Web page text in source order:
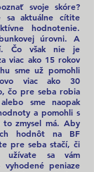
svoje skóre?
aktuálne cítite
hodnotenie.
úrovni. A
Čo však nie je
viac ako 15 rokov
sme už pomohli
viac ako 30
čo pre seba robia
sme naopak
a pomohli s
to zmysel má. Aby
hodnôt na BF
pre seba stačí, či
užívate sa vám
peniaze